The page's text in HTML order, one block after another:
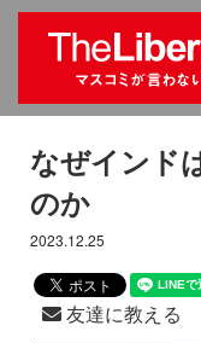
なぜインド
のか
2023.12.25
友達に教える